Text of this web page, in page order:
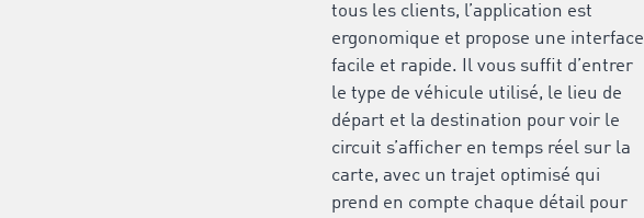
tous les clients, l’application est
ergonomique et propose une interface
facile et rapide. Il vous suffit d’entrer
le type de véhicule utilisé, le lieu de
départ et la destination pour voir le
circuit s’afficher en temps réel sur la
carte, avec un trajet optimisé qui
prend en compte chaque détail pour